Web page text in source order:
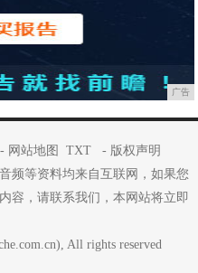
广告
- 网站地图 TXT - 版权声明
频等资料均来自互联网，如果您
容，请联系我们，本网站将立即
All rights reserved